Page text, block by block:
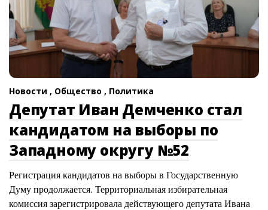
Новости , Общество , Политика
Депутат Иван Демченко стал
кандидатом на выборы по
Западному округу №52
Регистрация кандидатов на выборы в Государственную
Думу продолжается. Территориальная избирательная
комиссия зарегистрировала действующего депутата Ивана